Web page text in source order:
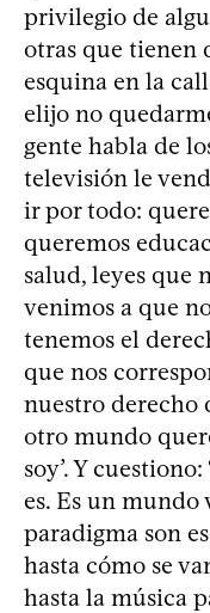
privilegio de
otras que tienen
esquina en la
elijo no
gente habla de
televisión le
ir por todo:
queremos
salud, leyes que
venimos a que
tenemos el
que nos
nuestro derecho
otro mundo
soy’. Y cuestiono:
es. Es un mundo
paradigma son
hasta cómo se
hasta la música